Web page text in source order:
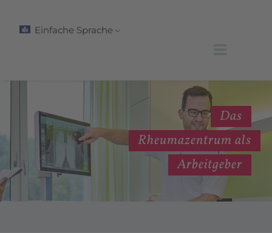
Einfache Sprache
Das
Rheumazentrum als
Arbeitgeber